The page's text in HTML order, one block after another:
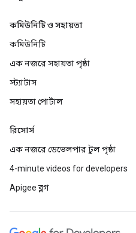
কমিউনিটি ও সহায়তা
কমিউনিটি
এক নজরে সহায়তা পৃষ্ঠা
স্ট্যাটাস
সহায়তা পোর্টাল
রিসোর্স
এক নজরে ডেভেলপার টুল পৃষ্ঠা
4-minute videos for developers
Apigee ব্লগ